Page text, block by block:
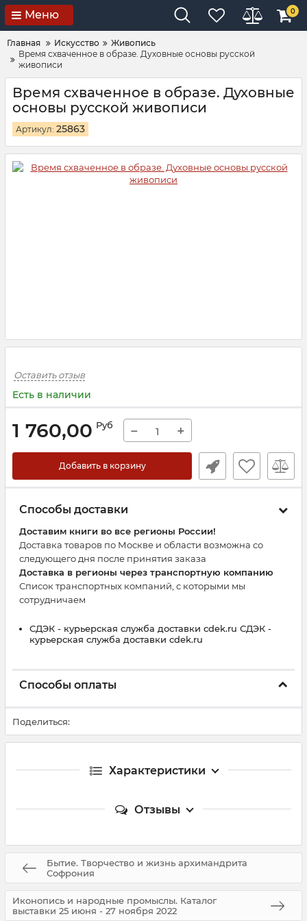
Меню 0
Главная Искусство
Живопись
Время схваченное в образе. Духовные основы русской
живописи
Время схваченное в образе. Духовные
основы русской живописи
Артикул: 25863
Оставить отзыв
Есть в наличии
1 760,00 Руб − +
Добавить в корзину
Способы доставки
Доставим книги во все регионы России!
Доставка товаров по Москве и области возможна со
следующего дня после принятия заказа
Доставка в регионы через транспортную компанию
Список транспортных компаний, с которыми мы
сотрудничаем
СДЭК - курьерская служба доставки cdek.ru СДЭК -
курьерская служба доставки cdek.ru
Способы оплаты
Поделиться:
Характеристики
Отзывы
Бытие. Творчество и жизнь архимандрита
Софрония
Иконопись и народные промыслы. Каталог
выставки 25 июня - 27 ноября 2022